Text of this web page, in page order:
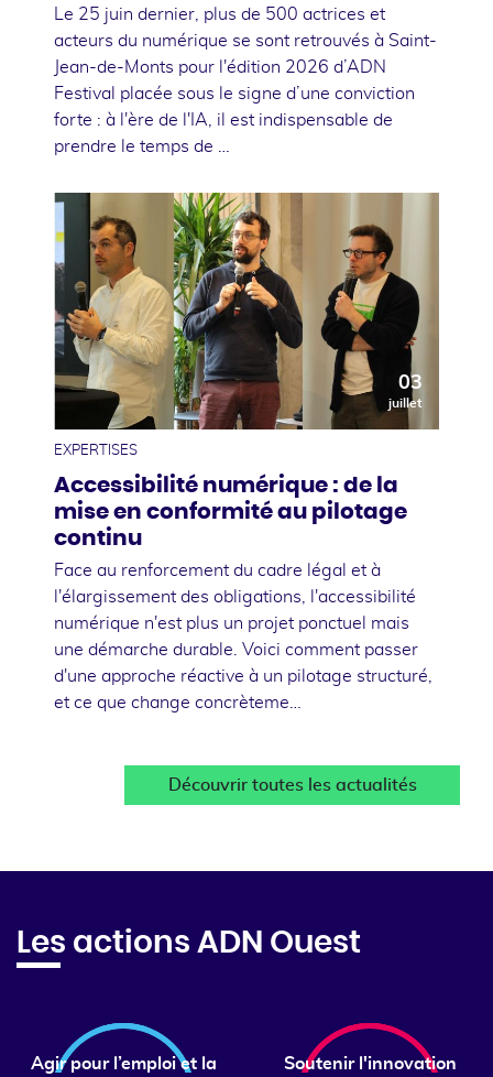
Le 25 juin dernier, plus de 500 actrices et
acteurs du numérique se sont retrouvés à Saint-
Jean-de-Monts pour l'édition 2026 d’ADN
Festival placée sous le signe d’une conviction
forte : à l'ère de l'IA, il est indispensable de
prendre le temps de …
03
juillet
EXPERTISES
Accessibilité numérique : de la
mise en conformité au pilotage
continu
Face au renforcement du cadre légal et à
l'élargissement des obligations, l'accessibilité
numérique n'est plus un projet ponctuel mais
une démarche durable. Voici comment passer
d'une approche réactive à un pilotage structuré,
et ce que change concrèteme…
Découvrir toutes les actualités
Les actions ADN Ouest
Agir pour l’emploi et la
Soutenir l'innovation